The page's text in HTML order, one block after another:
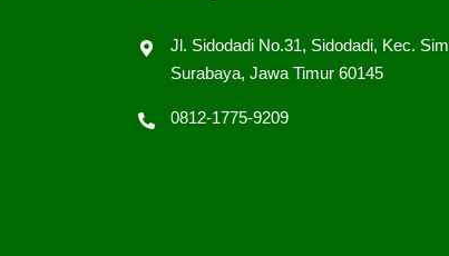
Jl. Sidodadi No.31, Sidodadi, Kec.
Surabaya, Jawa Timur 60145
0812-1775-9209